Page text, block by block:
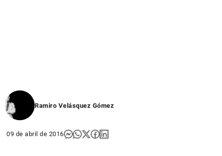
Ramiro Velásquez Gómez
09 de abril de 2016